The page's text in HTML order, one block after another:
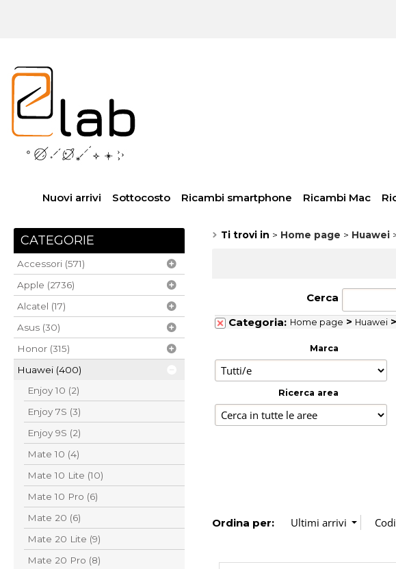
Nuovi arrivi Sottocosto Ricambi smartphone Ricambi Mac
CATEGORIE
Accessori (571)
Apple (2736)
Alcatel (17)
Asus (30)
Honor (315)
Huawei (400)
Enjoy 10 (2)
Enjoy 7S (3)
Enjoy 9S (2)
Mate 10 (4)
Mate 10 Lite (10)
Mate 10 Pro (6)
Mate 20 (6)
Mate 20 Lite (9)
Mate 20 Pro (8)
Ti trovi in Home page Huawei
Cerca
Categoria: Home page > Huawei
Marca
Ricerca area
Ordina per: